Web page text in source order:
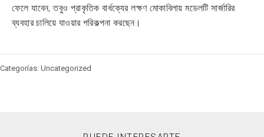
ফেলে যাবেন, তবুও প্রাকৃতিক বার্ধক্যের লক্ষণ মোকাবিলায় মডেলটি সার্জারির
ব্যবহার চালিয়ে যাওয়ার পরিকল্পনা করছেন।
Categorías: Uncategorized